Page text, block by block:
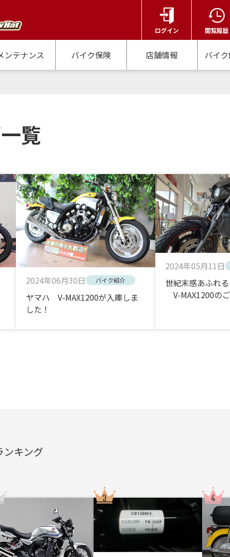
ログイン 閲覧履歴
ンテナンス バイク保険 店舗情報 バイ
覧
2024年06月30日 バイク紹介
ヤマハ V-MAX1200が入庫しま
した！
2024年05月11日
世紀末感あふれ
V-MAX1200の
ンキング